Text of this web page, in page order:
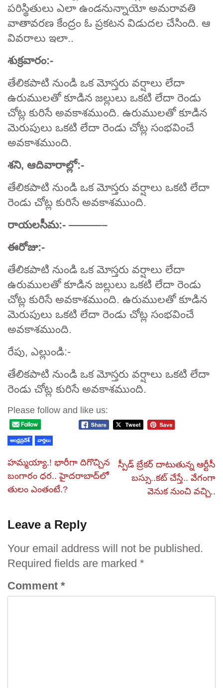
పరిస్థితులు ఎలా ఉండనున్నాయో అమరావతి
వాతావరణ కేంద్రం ఓ ప్రకటన విడుదల చేసింది. ఆ
వివరాలు ఇలా..
శుక్రవారం:-
తేలికపాటి నుండి ఒక మోస్తరు వర్షాలు లేదా
ఉరుములతో కూడిన జల్లులు ఒకటి లేదా రెండు
చోట్ల కురిసే అవకాశముంది. ఉరుములతో కూడిన
మెరుపులు ఒకటి లేదా రెండు చోట్ల సంభవించే
అవకాశముంది.
శని, ఆదివారాల్లో:-
తేలికపాటి నుండి ఒక మోస్తరు వర్షాలు ఒకటి లేదా
రెండు చోట్ల కురిసే అవకాశముంది.
రాయలసీమ:- ———–
ఈరోజు:-
తేలికపాటి నుండి ఒక మోస్తరు వర్షాలు లేదా
ఉరుములతో కూడిన జల్లులు ఒకటి లేదా రెండు
చోట్ల కురిసే అవకాశముంది. ఉరుములతో కూడిన
మెరుపులు ఒకటి లేదా రెండు చోట్ల సంభవించే
అవకాశముంది.
రేపు, ఎల్లుండి:-
తేలికపాటి నుండి ఒక మోస్తరు వర్షాలు ఒకటి లేదా
రెండు చోట్ల కురిసే అవకాశముంది.
Please follow and like us:
ఆంధ్రప్రదేశ్ వార్తలు
హమ్మయ్యా.! భారీగా దిగొచ్చిన
బంగారం ధర.. హైదరాబాద్‌లో
తులం ఎంతంటే.?
స్పీడ్ బ్రేకర్ దాటుతున్న ఆర్టీసీ
బస్సు..కట్ చేస్తే.. వేగంగా
వెనుక నుంచి వచ్చి..
Leave a Reply
Your email address will not be published.
Required fields are marked *
Comment *